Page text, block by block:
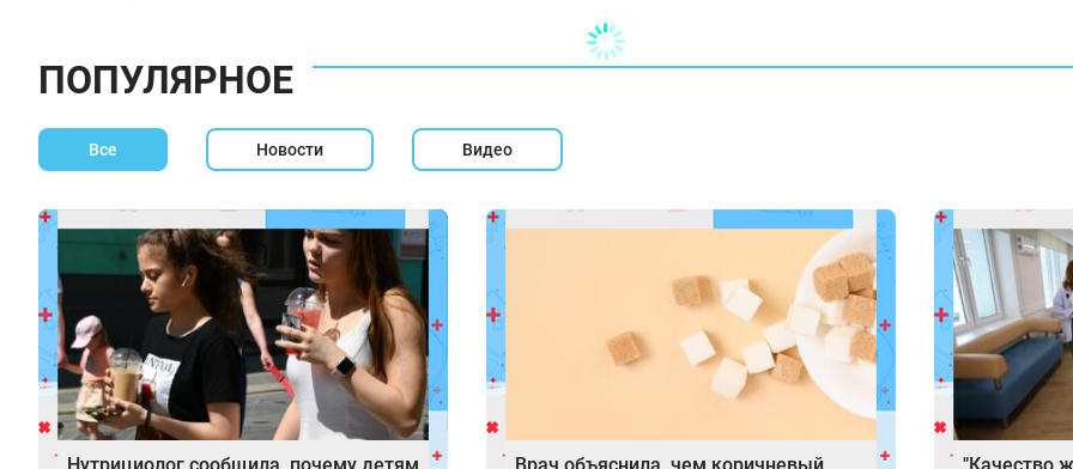
ПОПУЛЯРНОЕ
Все Новости Видео
Нутрициолог сообщила, почему детям Врач объяснила, чем коричневый "Качество